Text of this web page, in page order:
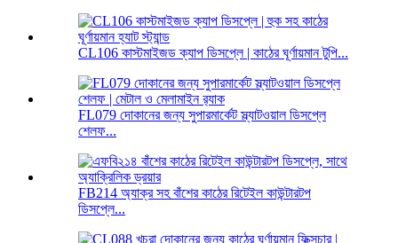
CL106 কাস্টমাইজড ক্যাপ ডিসপ্লে | কাঠের ঘূর্ণায়মান টুপি...
FL079 দোকানের জন্য সুপারমার্কেট স্ল্যাটওয়াল ডিসপ্লে
শেলফ...
FB214 অ্যাক্র সহ বাঁশের কাঠের রিটেইল কাউন্টারটপ
ডিসপ্লে...